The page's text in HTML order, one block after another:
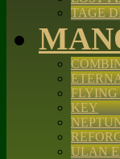
TAGE
KEY
ULAN